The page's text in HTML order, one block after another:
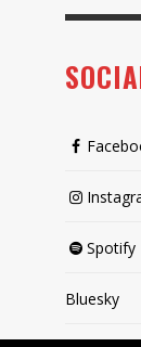
Spotify
Bluesky